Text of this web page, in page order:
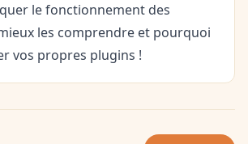
le fonctionnement des
les comprendre et pourquoi
vos propres plugins !